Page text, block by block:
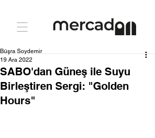
SABO'dan Güneş ile Suyu
Birleştiren Sergi: "Golden
Hours"
Büşra Soydemir
19 Ara 2022